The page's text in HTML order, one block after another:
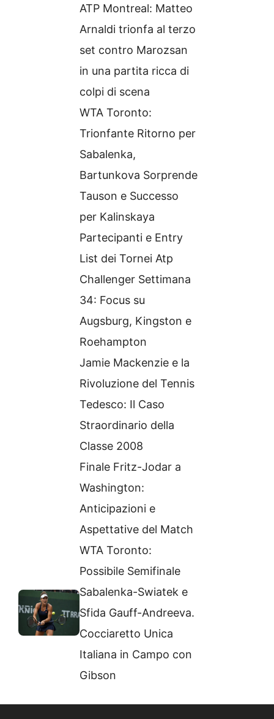
ATP Montreal: Matteo
Arnaldi trionfa al terzo
set contro Marozsan
in una partita ricca di
colpi di scena
WTA Toronto:
Trionfante Ritorno per
Sabalenka,
Bartunkova Sorprende
Tauson e Successo
per Kalinskaya
Partecipanti e Entry
List dei Tornei Atp
Challenger Settimana
34: Focus su
Augsburg, Kingston e
Roehampton
Jamie Mackenzie e la
Rivoluzione del Tennis
Tedesco: Il Caso
Straordinario della
Classe 2008
Finale Fritz-Jodar a
Washington:
Anticipazioni e
Aspettative del Match
WTA Toronto:
Possibile Semifinale
Sabalenka-Swiatek e
Sfida Gauff-Andreeva.
Cocciaretto Unica
Italiana in Campo con
Gibson